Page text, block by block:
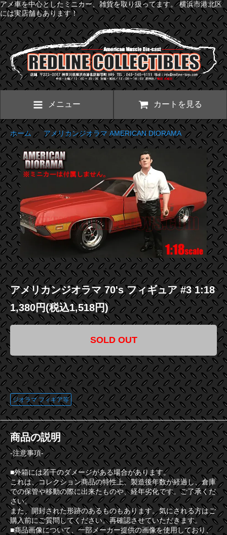
アメ車を中心としたミニカー、雑貨を取り扱ってます。 横浜市港北区
には実店舗もあります！
メニュー カートを見る
ホーム>アメリカンジオラマ AMERICAN DIORAMA
アメリカンジオラマ 70's フィギュア #3 1:18
1,380円(税込1,518円)
SOLD OUT
この商品に登録されているタグ
ジオラマ フィギア等
商品の説明
-注意事項-
■外箱には若干のダメージがある場合があります。
これは、コレクション商品の特性上、製造後年数が経過し、倉庫
での保管や移動の際に出来たものや、経年劣化です。ご了承くだ
さい。
また、開封された形跡のあるものもあります。気にされる方はご
購入前にご質問してください。再確認させていただきます。
■商品画像について、一部メーカー提供の画像を使用しており、